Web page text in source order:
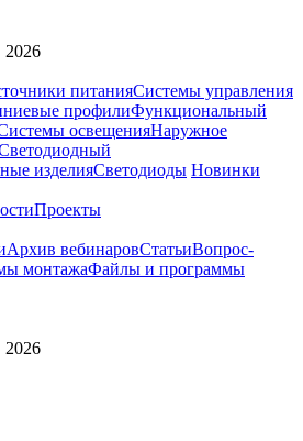
2026
питанияСистемы управления
профилиФункциональный
освещенияНаружное
изделияСветодиоды Новинки
Проекты
Архив вебинаровСтатьиВопрос-
монтажаФайлы и программы
2026